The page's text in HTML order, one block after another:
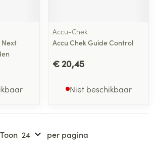
Accu-Chek
Accu Chek Guide Control
€ 20,45
Niet beschikbaar
Toon per pagina